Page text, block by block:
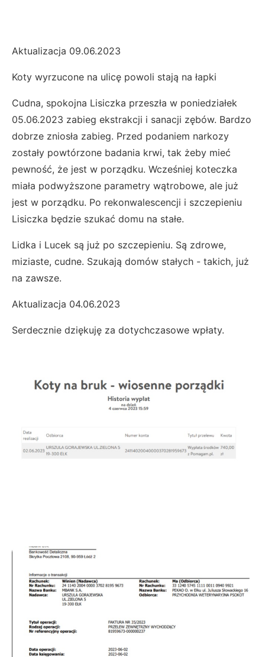
Aktualizacja 09.06.2023
Koty wyrzucone na ulicę powoli stają na łapki
Cudna, spokojna Lisiczka przeszła w poniedziałek
05.06.2023 zabieg ekstrakcji i sanacji zębów. Bardzo
dobrze zniosła zabieg. Przed podaniem narkozy
zostały powtórzone badania krwi, tak żeby mieć
pewność, że jest w porządku. Wcześniej koteczka
miała podwyższone parametry wątrobowe, ale już
jest w porządku. Po rekonwalescencji i szczepieniu
Lisiczka będzie szukać domu na stałe.
Lidka i Lucek są już po szczepieniu. Są zdrowe,
miziaste, cudne. Szukają domów stałych - takich, już
na zawsze.
Aktualizacja 04.06.2023
Serdecznie dziękuję za dotychczasowe wpłaty.